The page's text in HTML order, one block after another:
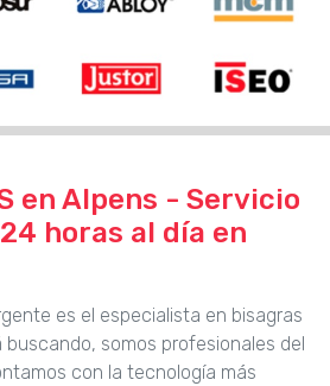
en Alpens - Servicio
horas al día en
es el especialista en bisagras
somos profesionales del
con la tecnología más